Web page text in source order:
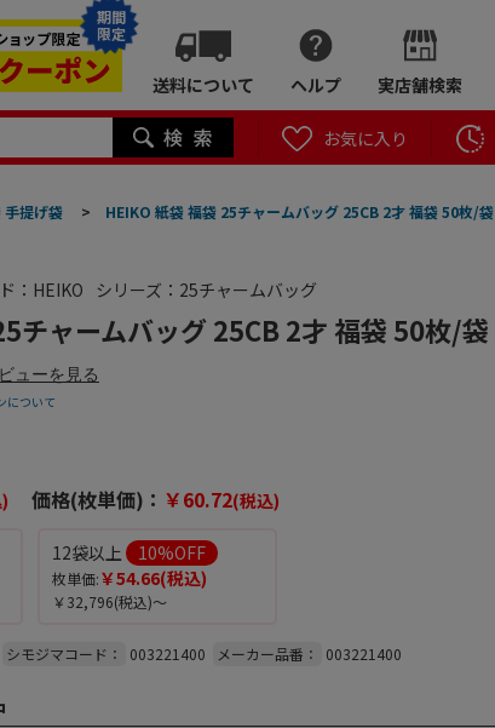
期間
限定
送料について ヘルプ 実店舗検索
お気に入り
手提げ袋 > HEIKO 紙袋 福袋 25チャームバッグ 25CB 2才 福袋 50枚/袋
：HEIKO シリーズ：25チャームバッグ
チャームバッグ 25CB 2才 福袋 50枚/袋
ューを見る
について
価格(枚単価)： ￥60.72(税込)
12袋以上 10%OFF
枚単価:￥54.66(税込)
￥32,796(税込)～
シモジマコード： 003221400 メーカー品番： 003221400